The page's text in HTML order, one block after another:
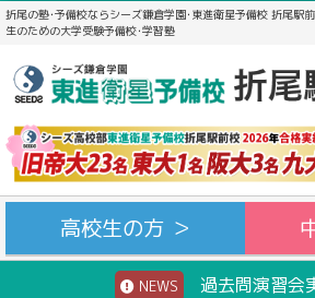
折尾の塾･予備校ならシーズ鎌倉学園･東進衛星予備校 折尾駅
生のための大学受験予備校･学習塾
高校生の方 ＞
NEWS 過去問演習会